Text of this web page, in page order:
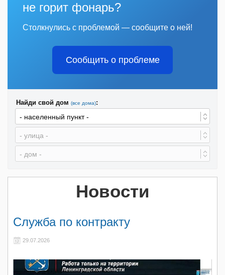
не горит фонарь?
Столкнулись с проблемой — сообщите о ней!
Сообщить о проблеме
Найди свой дом (все дома):
Новости
Служба по контракту
29.07.2026